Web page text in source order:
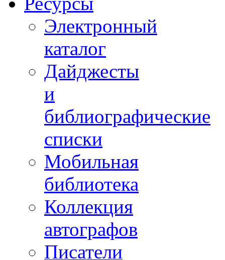
Электронный
каталог
Дайджесты
и
библиографические
списки
Мобильная
библиотека
Коллекция
автографов
Писатели